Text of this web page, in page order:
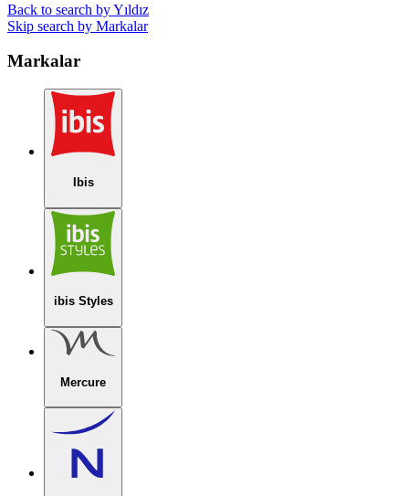
Back to search by Yıldız
Skip search by Markalar
Markalar
Ibis
ibis Styles
Mercure